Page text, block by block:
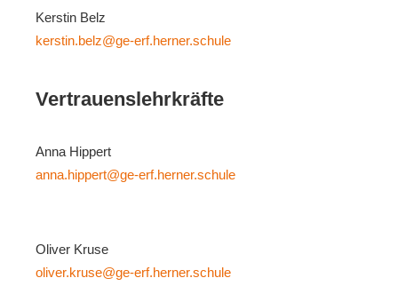
Kerstin Belz
kerstin.belz@ge-erf.herner.schule
Vertrauenslehrkräfte
Anna Hippert
anna.hippert@ge-erf.herner.schule
Oliver Kruse
oliver.kruse@ge-erf.herner.schule